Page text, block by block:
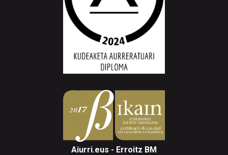
Aiurri.eus - Erroitz BM